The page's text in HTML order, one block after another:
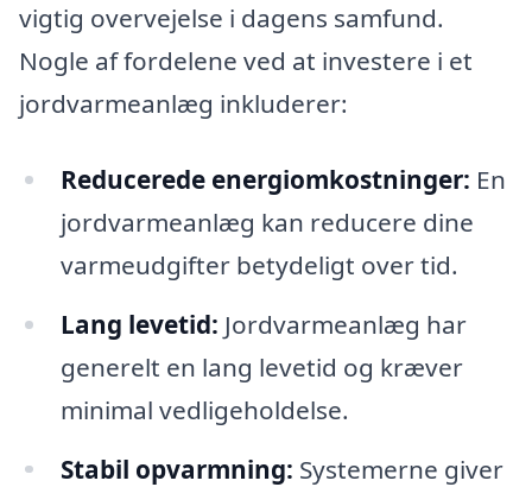
vigtig overvejelse i dagens samfund.
Nogle af fordelene ved at investere i et
jordvarmeanlæg inkluderer:
Reducerede energiomkostninger: En
jordvarmeanlæg kan reducere dine
varmeudgifter betydeligt over tid.
Lang levetid: Jordvarmeanlæg har
generelt en lang levetid og kræver
minimal vedligeholdelse.
Stabil opvarmning: Systemerne giver